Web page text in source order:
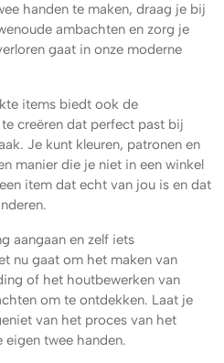
handen te maken, draag je bij
ambachten en zorg je
gaat in onze moderne
items biedt ook de
creëren dat perfect past bij
Je kunt kleuren, patronen en
manier die je niet in een winkel
item dat echt van jou is en dat
aangaan en zelf iets
nu gaat om het maken van
of het houtbewerken van
om te ontdekken. Laat je
van het proces van het
eigen twee handen.